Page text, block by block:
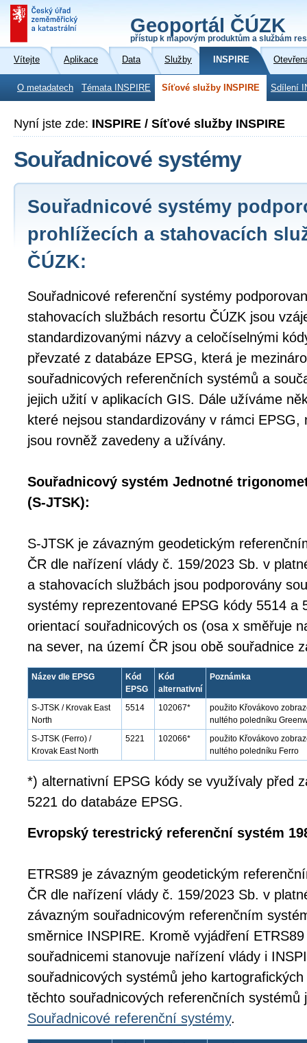
Geoportál ČÚZK
přístup k mapovým produktům a službám
Vítejte Aplikace Data Služby INSPIRE
O metadatech Témata INSPIRE Síťové služby INSPIRE Sdílení
Nyní jste zde: INSPIRE / Síťové služby INSPIRE
Souřadnicové systémy
Souřadnicové systémy
prohlížecích a stahovacích
ČÚZK:
Souřadnicové referenční systémy
stahovacích službách resortu ČÚZK jsou
standardizovanými názvy a celočíselnými
převzaté z databáze EPSG, která je
souřadnicových referenčních systémů a
jejich užití v aplikacích GIS. Dále užíváme
které nejsou standardizovány v rámci
jsou rovněž zavedeny a užívány.
Souřadnicový systém Jednotné
(S-JTSK):
S-JTSK je závazným geodetickým
ČR dle nařízení vlády č. 159/2023 Sb. v
a stahovacích službách jsou podporovány
systémy reprezentované EPSG kódy 5514 a
orientací souřadnicových os (osa x směřuje
na sever, na území ČR jsou obě souřadnice
Název dle EPSG
Kód
EPSG
Kód
alternativní
Poznámka
S-JTSK / Krovak East
North
5514 102067*
použito Křovákovo
nultého poledníku
S-JTSK (Ferro) /
Krovak East North
5221 102066*
použito Křovákovo
nultého poledníku Ferro
*) alternativní EPSG kódy se využívaly před
5221 do databáze EPSG.
Evropský terestrický referenční systém
ETRS89 je závazným geodetickým
ČR dle nařízení vlády č. 159/2023 Sb. v
závazným souřadnicovým referenčním
směrnice INSPIRE. Kromě vyjádření
souřadnicemi stanovuje nařízení vlády i
souřadnicových systémů jeho
těchto souřadnicových referenčních systémů
Souřadnicové referenční systémy.